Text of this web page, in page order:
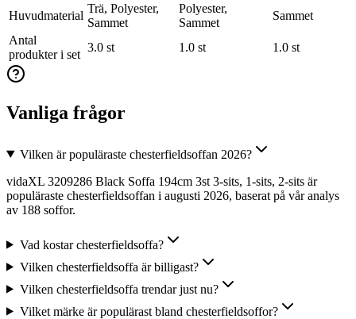
Huvudmaterial
Trä, Polyester,
Sammet
Polyester,
Sammet
Sammet
Antal
produkter i set
3.0 st 1.0 st 1.0 st
Vanliga frågor
Vilken är populäraste chesterfieldsoffan 2026?
vidaXL 3209286 Black Soffa 194cm 3st 3-sits, 1-sits, 2-sits är
populäraste chesterfieldsoffan i augusti 2026, baserat på vår analys
av 188 soffor.
Vad kostar chesterfieldsoffa?
Vilken chesterfieldsoffa är billigast?
Vilken chesterfieldsoffa trendar just nu?
Vilket märke är populärast bland chesterfieldsoffor?